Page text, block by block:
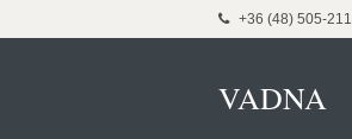
+36 (48) 505-211
VADNA